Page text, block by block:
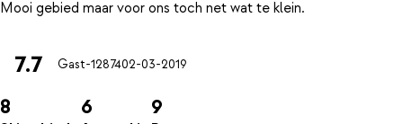
7.7 Gast-1287402-03-2019
8 6 9